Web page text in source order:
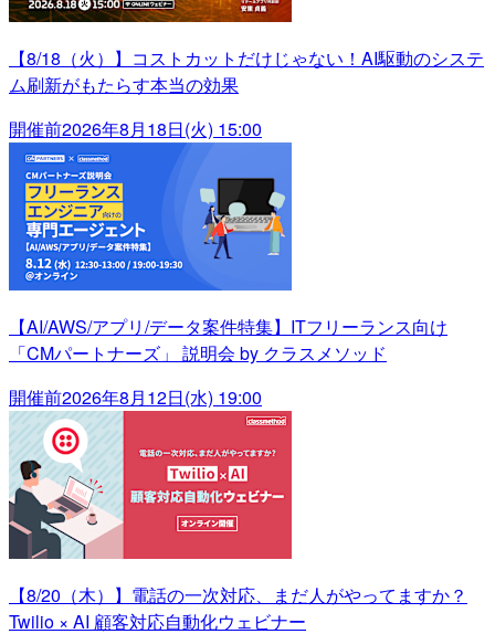
【8/18（火）】コストカットだけじゃない！AI駆動のシステ
ム刷新がもたらす本当の効果
開催前2026年8月18日(火) 15:00
【AI/AWS/アプリ/データ案件特集】ITフリーランス向け
「CMパートナーズ」 説明会 by クラスメソッド
開催前2026年8月12日(水) 19:00
【8/20（木）】電話の一次対応、まだ人がやってますか？
Twilio × AI 顧客対応自動化ウェビナー